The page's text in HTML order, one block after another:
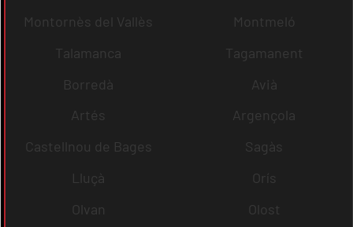
Montornès del Vallès
Montmeló
Talamanca
Tagamanent
Borredà
Avià
Artés
Argençola
Castellnou de Bages
Sagàs
Lluçà
Orís
Olvan
Olost